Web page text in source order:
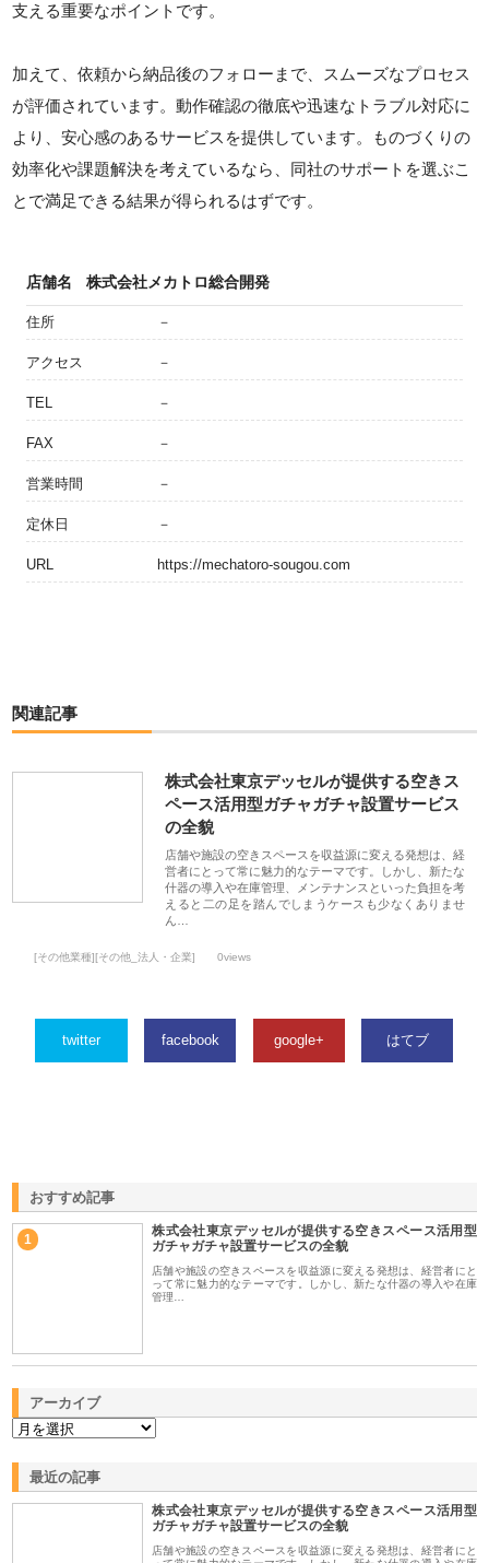
支える重要なポイントです。
加えて、依頼から納品後のフォローまで、スムーズなプロセス
が評価されています。動作確認の徹底や迅速なトラブル対応に
より、安心感のあるサービスを提供しています。ものづくりの
効率化や課題解決を考えているなら、同社のサポートを選ぶこ
とで満足できる結果が得られるはずです。
店舗名 株式会社メカトロ総合開発
住所 －
アクセス －
TEL －
FAX －
営業時間 －
定休日 －
URL https://mechatoro-sougou.com
関連記事
株式会社東京デッセルが提供する空きス
ペース活用型ガチャガチャ設置サービス
の全貌
店舗や施設の空きスペースを収益源に変える発想は、経
営者にとって常に魅力的なテーマです。しかし、新たな
什器の導入や在庫管理、メンテナンスといった負担を考
えると二の足を踏んでしまうケースも少なくありませ
ん…
[その他業種][その他_法人・企業] 0views
twitter facebook google+ はてブ
おすすめ記事
1
株式会社東京デッセルが提供する空きスペース活用型
ガチャガチャ設置サービスの全貌
店舗や施設の空きスペースを収益源に変える発想は、経営者にと
って常に魅力的なテーマです。しかし、新たな什器の導入や在庫
管理…
アーカイブ
最近の記事
株式会社東京デッセルが提供する空きスペース活用型
ガチャガチャ設置サービスの全貌
店舗や施設の空きスペースを収益源に変える発想は、経営者にと